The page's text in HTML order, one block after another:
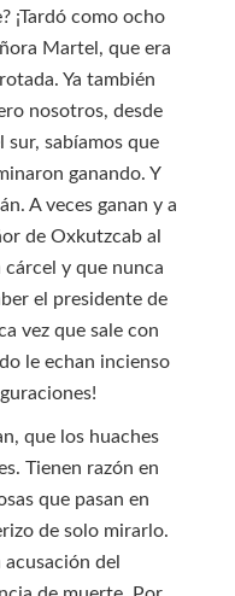
¡Tardó como ocho
Martel, que era
Ya también
nosotros, desde
sur, sabíamos que
ganando. Y
A veces ganan y a
de Oxkutzcab al
y que nunca
el presidente de
vez que sale con
le echan incienso
que los huaches
Tienen razón en
que pasan en
de solo mirarlo.
del